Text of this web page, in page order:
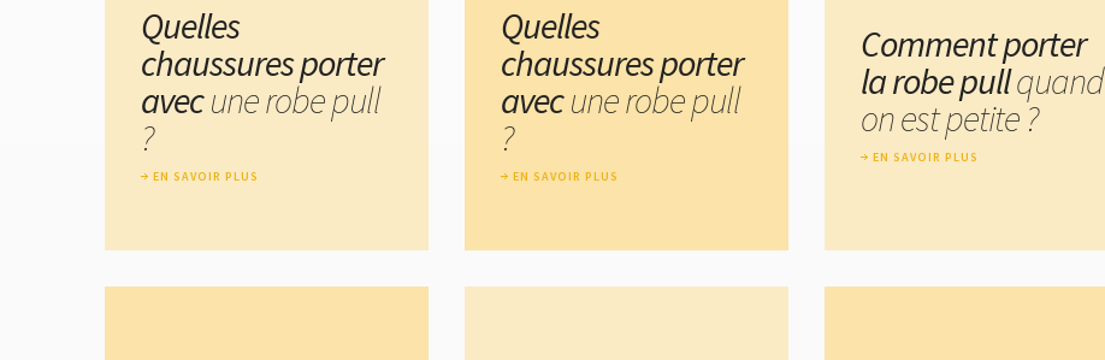
Quelles
chaussures porter
avecune robe pull
?
EN SAVOIR PLUS
Quelles
chaussures porter
avecune robe pull
?
EN SAVOIR PLUS
Comment porter
la robe pullquand
on est petite ?
EN SAVOIR PLUS